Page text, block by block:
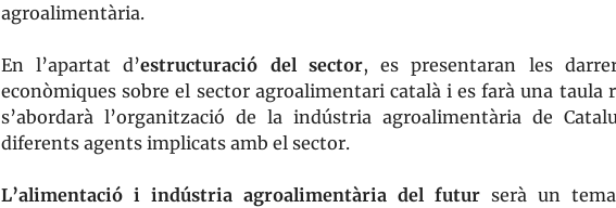
agroalimentària.
En l’apartat d’estructuració del sector, es presentaran les
econòmiques sobre el sector agroalimentari català i es farà una taula
s’abordarà l’organització de la indústria agroalimentària de
diferents agents implicats amb el sector.
L’alimentació i indústria agroalimentària del futur serà un